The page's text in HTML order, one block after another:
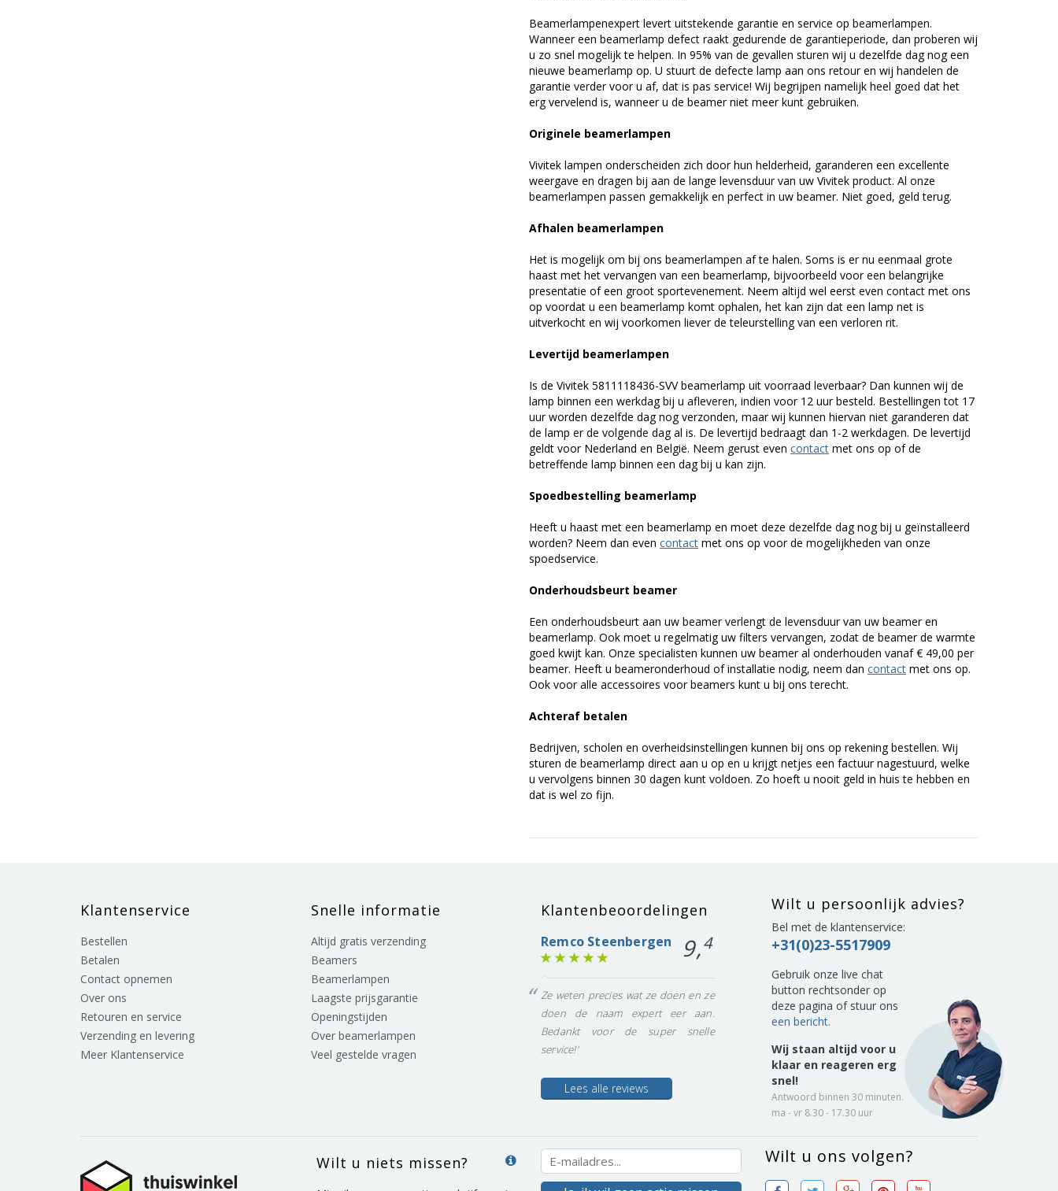
Beamerlampenexpert levert uitstekende garantie en service op beamerlampen.
Wanneer een beamerlamp defect raakt gedurende de garantieperiode, dan proberen wij
u zo snel mogelijk te helpen. In 95% van de gevallen sturen wij u dezelfde dag nog een
nieuwe beamerlamp op. U stuurt de defecte lamp aan ons retour en wij handelen de
garantie verder voor u af, dat is pas service! Wij begrijpen namelijk heel goed dat het
erg vervelend is, wanneer u de beamer niet meer kunt gebruiken.
Originele beamerlampen
Vivitek lampen onderscheiden zich door hun helderheid, garanderen een excellente
weergave en dragen bij aan de lange levensduur van uw Vivitek product. Al onze
beamerlampen passen gemakkelijk en perfect in uw beamer. Niet goed, geld terug.
Afhalen beamerlampen
Het is mogelijk om bij ons beamerlampen af te halen. Soms is er nu eenmaal grote
haast met het vervangen van een beamerlamp, bijvoorbeeld voor een belangrijke
presentatie of een groot sportevenement. Neem altijd wel eerst even contact met ons
op voordat u een beamerlamp komt ophalen, het kan zijn dat een lamp net is
uitverkocht en wij voorkomen liever de teleurstelling van een verloren rit.
Levertijd beamerlampen
Is de Vivitek 5811118436-SVV beamerlamp uit voorraad leverbaar? Dan kunnen wij de
lamp binnen een werkdag bij u afleveren, indien voor 12 uur besteld. Bestellingen tot 17
uur worden dezelfde dag nog verzonden, maar wij kunnen hiervan niet garanderen dat
de lamp er de volgende dag al is. De levertijd bedraagt dan 1-2 werkdagen. De levertijd
geldt voor Nederland en België. Neem gerust even contact met ons op of de
betreffende lamp binnen een dag bij u kan zijn.
Spoedbestelling beamerlamp
Heeft u haast met een beamerlamp en moet deze dezelfde dag nog bij u geïnstalleerd
worden? Neem dan even contact met ons op voor de mogelijkheden van onze
spoedservice.
Onderhoudsbeurt beamer
Een onderhoudsbeurt aan uw beamer verlengt de levensduur van uw beamer en
beamerlamp. Ook moet u regelmatig uw filters vervangen, zodat de beamer de warmte
goed kwijt kan. Onze specialisten kunnen uw beamer al onderhouden vanaf € 49,00 per
beamer. Heeft u beameronderhoud of installatie nodig, neem dan contact met ons op.
Ook voor alle accessoires voor beamers kunt u bij ons terecht.
Achteraf betalen
Bedrijven, scholen en overheidsinstellingen kunnen bij ons op rekening bestellen. Wij
sturen de beamerlamp direct aan u op en u krijgt netjes een factuur nagestuurd, welke
u vervolgens binnen 30 dagen kunt voldoen. Zo hoeft u nooit geld in huis te hebben en
dat is wel zo fijn.
Klantenservice
Bestellen
Betalen
Contact opnemen
Over ons
Retouren en service
Verzending en levering
Meer Klantenservice
Snelle informatie
Altijd gratis verzending
Beamers
Beamerlampen
Laagste prijsgarantie
Openingstijden
Over beamerlampen
Veel gestelde vragen
Klantenbeoordelingen
Remco Steenbergen 9,4
Ze weten precies wat ze doen en ze
doen de naam expert eer aan.
Bedankt voor de super snelle
service!'
Lees alle reviews
Wilt u persoonlijk advies?
Bel met de klantenservice:
+31(0)23-5517909
Gebruik onze live chat
button rechtsonder op
deze pagina of stuur ons
een bericht.
Wij staan altijd voor u
klaar en reageren erg
snel!
Antwoord binnen 30 minuten.
ma - vr 8.30 - 17.30 uur
Wilt u niets missen? Wilt u ons volgen?